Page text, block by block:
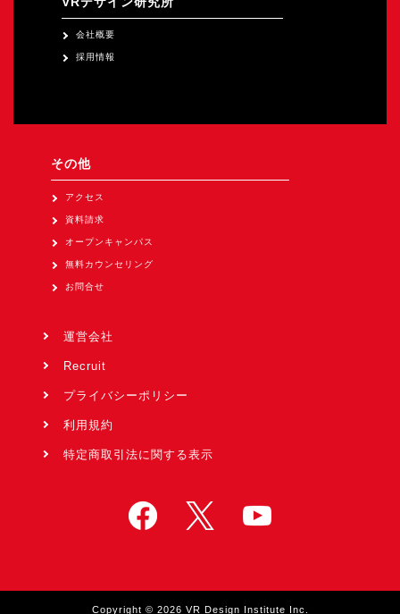
会社概要
採用情報
その他
アクセス
資料請求
オープンキャンパス
無料カウンセリング
お問合せ
運営会社
Recruit
プライバシーポリシー
利用規約
特定商取引法に関する表示
Copyright © 2026 VR Design Institute Inc.